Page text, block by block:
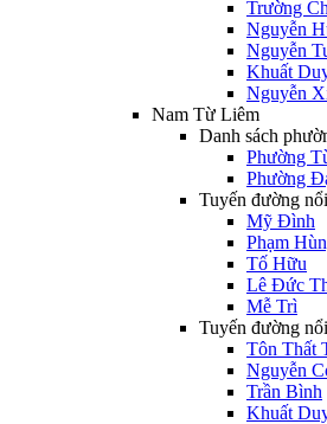
Trường
Nguyễn
Nguyễn
Khuất
Nguyễn
Nam Từ Liêm
Danh sách
Phường
Phường
Tuyến đường
Mỹ Đình
Phạm
Tố Hữu
Lê Đức
Mễ Trì
Tuyến đường
Tôn Thất
Nguyễn
Trần Bình
Khuất